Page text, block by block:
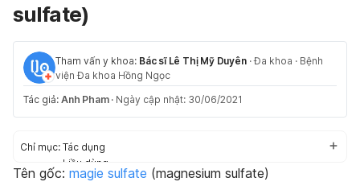
sulfate)
Tham vấn y khoa: Bác sĩ Lê Thị Mỹ Duyên ·Đa khoa · Bệnh
viện Đa khoa Hồng Ngọc
Tác giả: Anh Pham · Ngày cập nhật: 30/06/2021
Chỉ mục: Tác dụng
Liều dùng
Cách dùng
Tên gốc: magie sulfate (magnesium sulfate)